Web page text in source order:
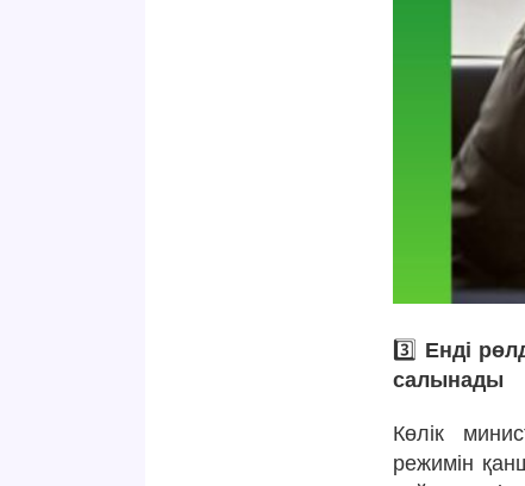
3️⃣ Енді
салынады
Көлік
режимін